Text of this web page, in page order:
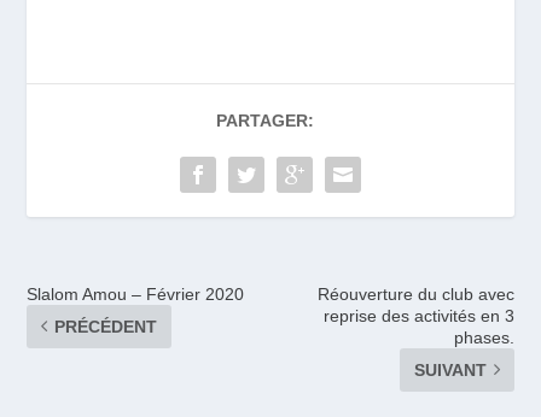
PARTAGER:
Slalom Amou – Février 2020
PRÉCÉDENT
Réouverture du club avec
reprise des activités en 3
phases.
SUIVANT